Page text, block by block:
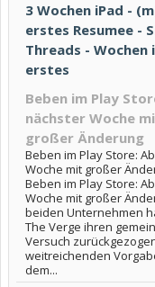
3 Wochen iPad -
erstes Resumee -
Threads - Wochen
erstes
Beben im Play
nächster Woche
großer Änderung
Beben im Play Store:
Woche mit großer
Beben im Play Store:
Woche mit großer
beiden Unternehmen
The Verge ihren
Versuch
weitreichenden
dem...